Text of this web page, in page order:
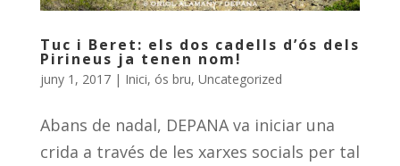
Tuc i Beret: els dos cadells d’ós dels
Pirineus ja tenen nom!
juny 1, 2017| Inici, ós bru, Uncategorized
Abans de nadal, DEPANA va iniciar una
crida a través de les xarxes socials per tal